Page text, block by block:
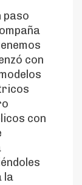
paso
con
con
la